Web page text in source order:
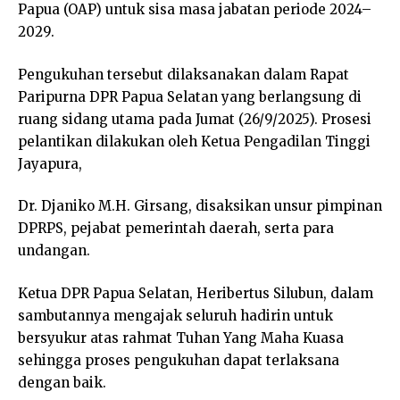
Papua (OAP) untuk sisa masa jabatan periode 2024–
2029.
Pengukuhan tersebut dilaksanakan dalam Rapat
Paripurna DPR Papua Selatan yang berlangsung di
ruang sidang utama pada Jumat (26/9/2025). Prosesi
pelantikan dilakukan oleh Ketua Pengadilan Tinggi
Jayapura,
Dr. Djaniko M.H. Girsang, disaksikan unsur pimpinan
DPRPS, pejabat pemerintah daerah, serta para
undangan.
Ketua DPR Papua Selatan, Heribertus Silubun, dalam
sambutannya mengajak seluruh hadirin untuk
bersyukur atas rahmat Tuhan Yang Maha Kuasa
sehingga proses pengukuhan dapat terlaksana
dengan baik.